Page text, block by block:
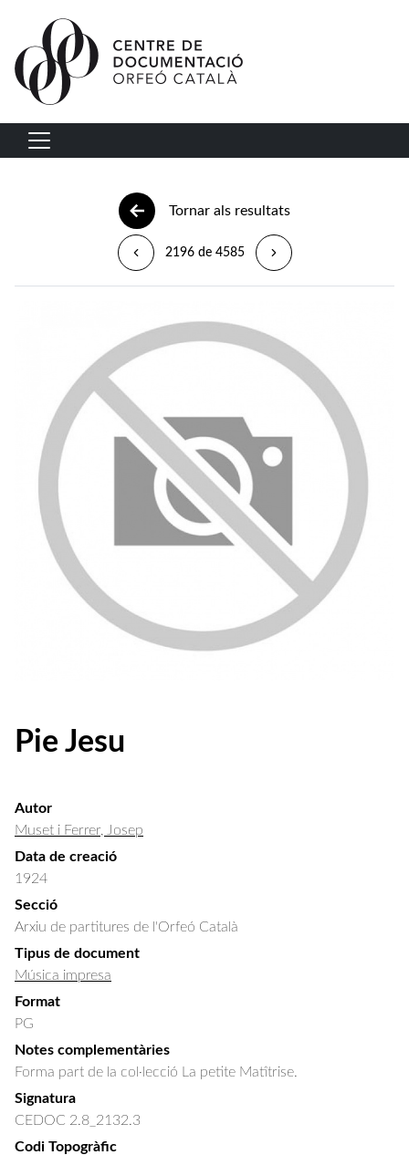
Vés al contingut
Navegació principal
Tornar als resultats
2196 de 4585
Pie Jesu
Autor
Muset i Ferrer, Josep
Data de creació
1924
Secció
Arxiu de partitures de l'Orfeó Català
Tipus de document
Música impresa
Format
PG
Notes complementàries
Forma part de la col·lecció La petite Matîtrise.
Signatura
CEDOC 2.8_2132.3
Codi Topogràfic